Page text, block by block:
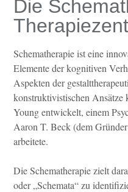
Die
Schematherapie ist eine
Elemente der kognitiven
Aspekten der
konstruktivistischen
Young entwickelt, einem
Aaron T. Beck (dem
arbeitete.
Die Schematherapie zielt
oder „Schemata“ zu